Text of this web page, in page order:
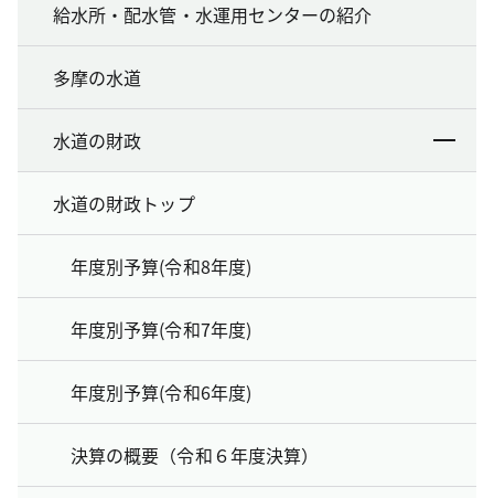
給水所・配水管・水運用センターの紹介
多摩の水道
水道の財政
水道の財政トップ
年度別予算(令和8年度)
年度別予算(令和7年度)
年度別予算(令和6年度)
決算の概要（令和６年度決算）